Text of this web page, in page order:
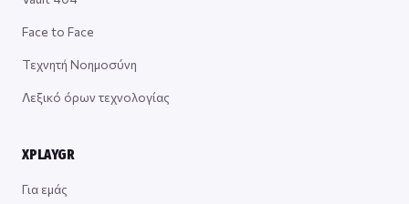
Face to Face
Τεχνητή Νοημοσύνη
Λεξικό όρων τεχνολογίας
XPLAYGR
Για εμάς